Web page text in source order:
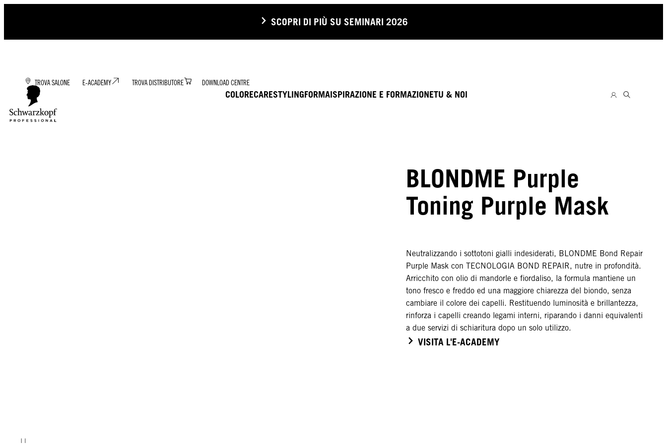
SCOPRI DI PIÙ SU SEMINARI 2026
COLORECARESTYLINGFORMAISPIRAZIONE E FORMAZIONETU & NOI
TROVA SALONE E-ACADEMY TROVA DISTRIBUTORE DOWNLOAD CENTRE
BLONDME Purple
Toning Purple Mask
Neutralizzando i sottotoni gialli indesiderati, BLONDME Bond Repair
Purple Mask con TECNOLOGIA BOND REPAIR, nutre in profondità.
Arricchito con olio di mandorle e fiordaliso, la formula mantiene un
tono fresco e freddo ed una maggiore chiarezza del biondo, senza
cambiare il colore dei capelli. Restituendo luminosità e brillantezza,
rinforza i capelli creando legami interni, riparando i danni equivalenti
a due servizi di schiaritura dopo un solo utilizzo.
VISITA L'E-ACADEMY